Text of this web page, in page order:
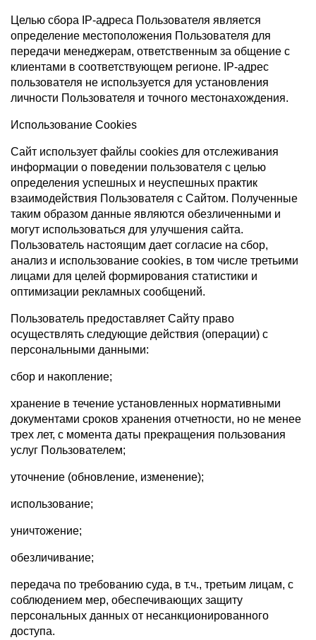
Целью сбора IP-адреса Пользователя является
определение местоположения Пользователя для
передачи менеджерам, ответственным за общение с
клиентами в соответствующем регионе. IP-адрес
пользователя не используется для установления
личности Пользователя и точного местонахождения.
Использование Cookies
Сайт использует файлы cookies для отслеживания
информации о поведении пользователя с целью
определения успешных и неуспешных практик
взаимодействия Пользователя с Сайтом. Полученные
таким образом данные являются обезличенными и
могут использоваться для улучшения сайта.
Пользователь настоящим дает согласие на сбор,
анализ и использование cookies, в том числе третьими
лицами для целей формирования статистики и
оптимизации рекламных сообщений.
Пользователь предоставляет Сайту право
осуществлять следующие действия (операции) с
персональными данными:
сбор и накопление;
хранение в течение установленных нормативными
документами сроков хранения отчетности, но не менее
трех лет, с момента даты прекращения пользования
услуг Пользователем;
уточнение (обновление, изменение);
использование;
уничтожение;
обезличивание;
передача по требованию суда, в т.ч., третьим лицам, с
соблюдением мер, обеспечивающих защиту
персональных данных от несанкционированного
доступа.